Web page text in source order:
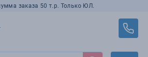
заказа 50 т.р. Только ЮЛ.